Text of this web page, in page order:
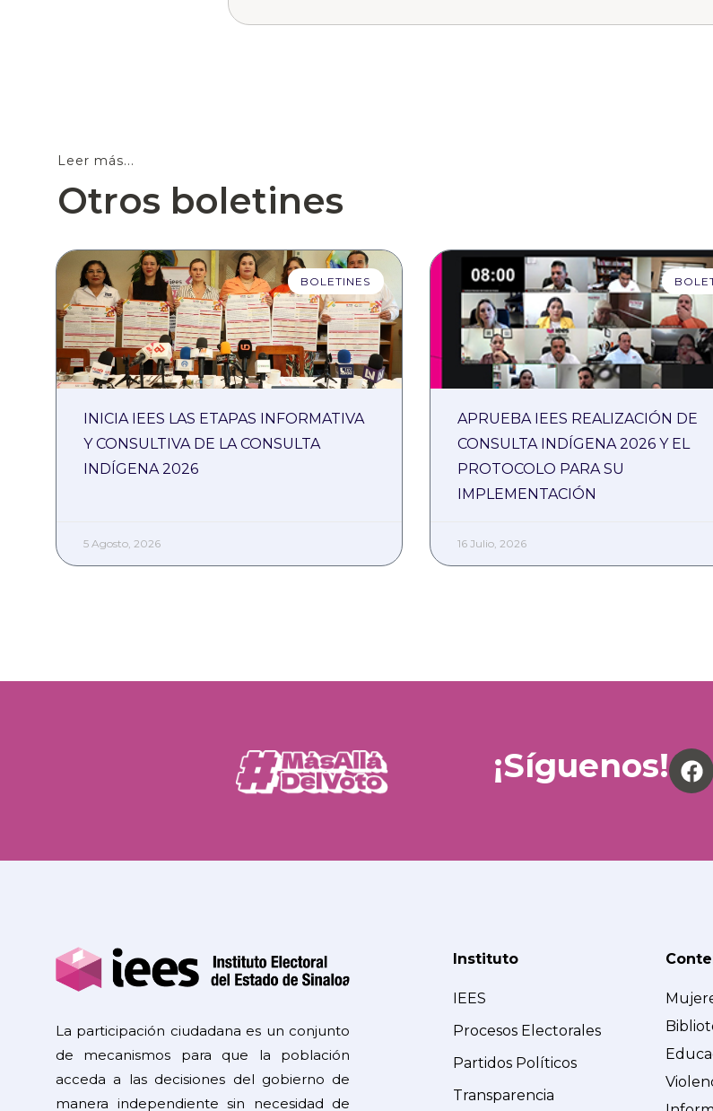
Leer más...
Otros boletines
BOLETINES
INICIA IEES LAS ETAPAS INFORMATIVA
Y CONSULTIVA DE LA CONSULTA
INDÍGENA 2026
5 Agosto, 2026
APRUEBA IEES REALIZACIÓN DE
CONSULTA INDÍGENA 2026 Y EL
PROTOCOLO PARA SU
IMPLEMENTACIÓN
16 Julio, 2026
¡Síguenos!
La participación ciudadana es un conjunto
de mecanismos para que la población
acceda a las decisiones del gobierno de
manera independiente sin necesidad de
Instituto
IEES
Procesos Electorales
Partidos Políticos
Transparencia